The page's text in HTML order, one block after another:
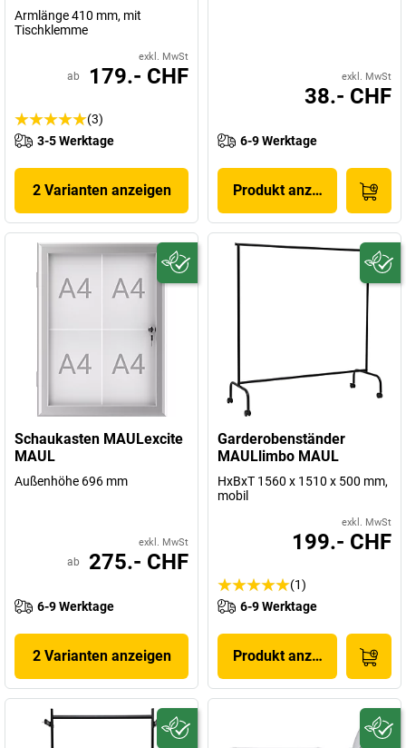
Armlänge 410 mm, mit
Tischklemme
exkl. MwSt
ab 179.- CHF
(3)
3-5 Werktage
2 Varianten anzeigen
exkl. MwSt
38.- CHF
6-9 Werktage
Produkt anzeigen
Schaukasten MAULexcite
MAUL
Außenhöhe 696 mm
exkl. MwSt
ab 275.- CHF
6-9 Werktage
2 Varianten anzeigen
Garderobenständer
MAULlimbo MAUL
HxBxT 1560 x 1510 x 500 mm,
mobil
exkl. MwSt
199.- CHF
(1)
6-9 Werktage
Produkt anzeigen